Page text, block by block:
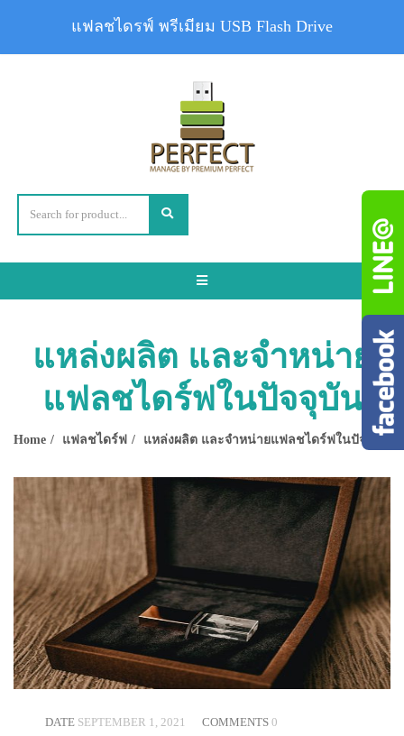
Toggle
แหล่งผลิต และจำหน่าย
แฟลชไดร์ฟในปัจจุบัน
Home แฟลชไดร์ฟ แหล่งผลิต และจำหน่ายแฟลชไดร์ฟในปัจจุบัน
DATE SEPTEMBER 1, 2021 COMMENTS 0
แฟลชไดรฟ์ พรีเมียม USB Flash Drive